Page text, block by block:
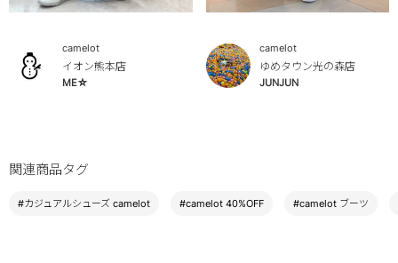
camelot
イオン熊本店
ME☆
camelot
ゆめタウン光の森店
JUNJUN
関連商品タグ
#カジュアルシューズ camelot #camelot 40%OFF #camelot ブーツ